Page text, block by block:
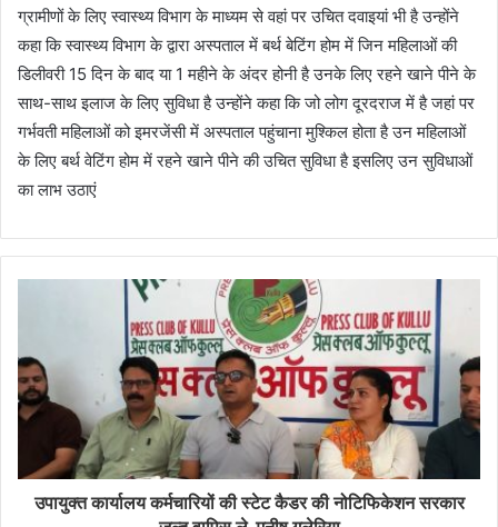
ग्रामीणों के लिए स्वास्थ्य विभाग के माध्यम से वहां पर उचित दवाइयां भी है उन्होंने
कहा कि स्वास्थ्य विभाग के द्वारा अस्पताल में बर्थ बेटिंग होम में जिन महिलाओं की
डिलीवरी 15 दिन के बाद या 1 महीने के अंदर होनी है उनके लिए रहने खाने पीने के
साथ-साथ इलाज के लिए सुविधा है उन्होंने कहा कि जो लोग दूरदराज में है जहां पर
गर्भवती महिलाओं को इमरजेंसी में अस्पताल पहुंचाना मुश्किल होता है उन महिलाओं
के लिए बर्थ वेटिंग होम में रहने खाने पीने की उचित सुविधा है इसलिए उन सुविधाओं
का लाभ उठाएं
उपायुक्त कार्यालय कर्मचारियों की स्टेट कैडर की नोटिफिकेशन सरकार